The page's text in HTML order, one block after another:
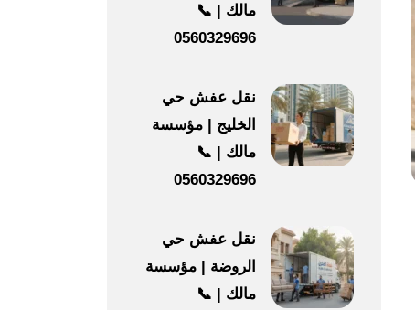
مالك | 📞
0560329696
نقل عفش حي
الخليج | مؤسسة
مالك | 📞
0560329696
نقل عفش حي
الروضة | مؤسسة
مالك | 📞